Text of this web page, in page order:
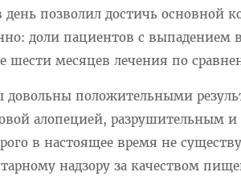
день позволил достичь основной
доли пациентов с выпадением
шести месяцев лечения по
положительными
алопецией, разрушительным
в настоящее время не
надзору за качеством